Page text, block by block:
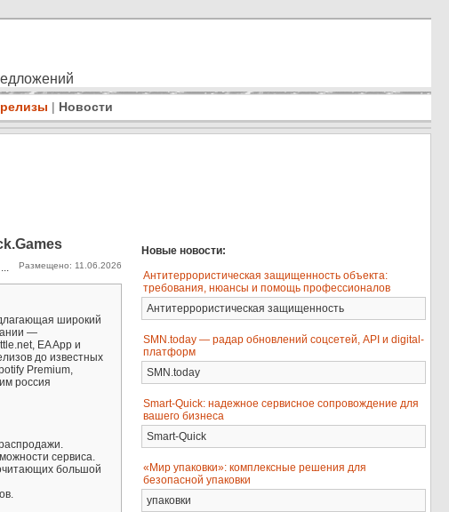
| Новости
Размещено: 11.06.2026
широкий
—
EA App и
до известных
Premium,
россия
сервиса.
большой
Новые новости:
Антитеррористическая защищенность объекта:
требования, нюансы и помощь профессионалов
Антитеррористическая защищенность
SMN.today — радар обновлений соцсетей, API и digital-
платформ
SMN.today
Smart-Quick: надежное сервисное сопровождение для
вашего бизнеса
Smart-Quick
«Мир упаковки»: комплексные решения для
безопасной упаковки
упаковки